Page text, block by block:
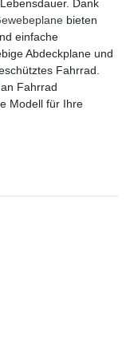
Dank
bieten
einfache
Abdeckplane und
Fahrrad.
Fahrrad
Modell für Ihre